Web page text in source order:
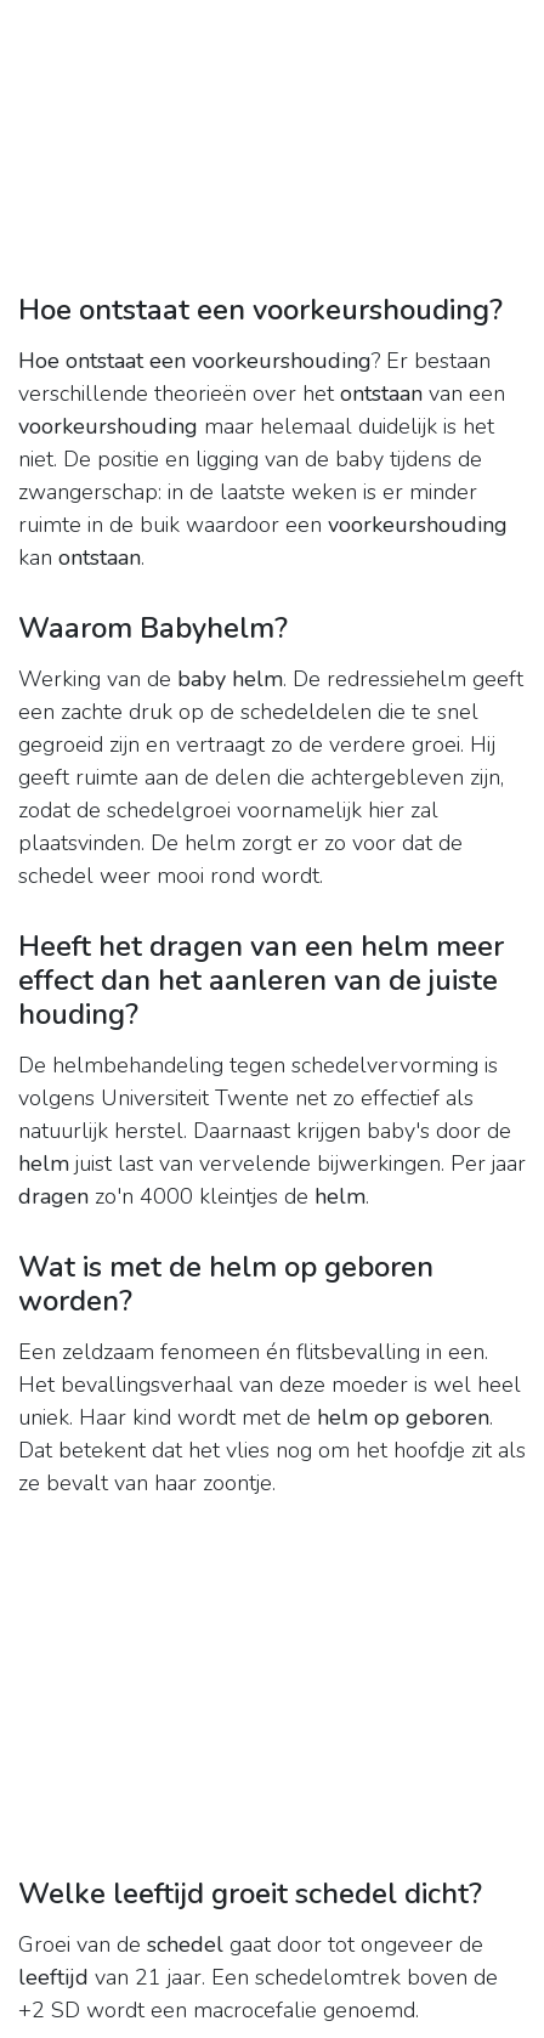
Hoe ontstaat een voorkeurshouding?
Hoe ontstaat een voorkeurshouding? Er bestaan
verschillende theorieën over hetontstaan van een
voorkeurshouding maar helemaal duidelijk is het
niet. De positie en ligging van de baby tijdens de
zwangerschap: in de laatste weken is er minder
ruimte in de buik waardoor een voorkeurshouding
kan ontstaan.
Waarom Babyhelm?
Werking van de baby helm. De redressiehelm geeft
een zachte druk op de schedeldelen die te snel
gegroeid zijn en vertraagt zo de verdere groei. Hij
geeft ruimte aan de delen die achtergebleven zijn,
zodat de schedelgroei voornamelijk hier zal
plaatsvinden. De helm zorgt er zo voor dat de
schedel weer mooi rond wordt.
Heeft het dragen van een helm meer
effect dan het aanleren van de juiste
houding?
De helmbehandeling tegen schedelvervorming is
volgens Universiteit Twente net zo effectief als
natuurlijk herstel. Daarnaast krijgen baby's door de
helm juist last van vervelende bijwerkingen. Per jaar
dragen zo'n 4000 kleintjes de helm.
Wat is met de helm op geboren
worden?
Een zeldzaam fenomeen én flitsbevalling in een.
Het bevallingsverhaal van deze moeder is wel heel
uniek. Haar kind wordt met de helm op geboren.
Dat betekent dat het vlies nog om het hoofdje zit als
ze bevalt van haar zoontje.
Welke leeftijd groeit schedel dicht?
Groei van de schedel gaat door tot ongeveer de
leeftijd van 21 jaar. Een schedelomtrek boven de
+2 SD wordt een macrocefalie genoemd.